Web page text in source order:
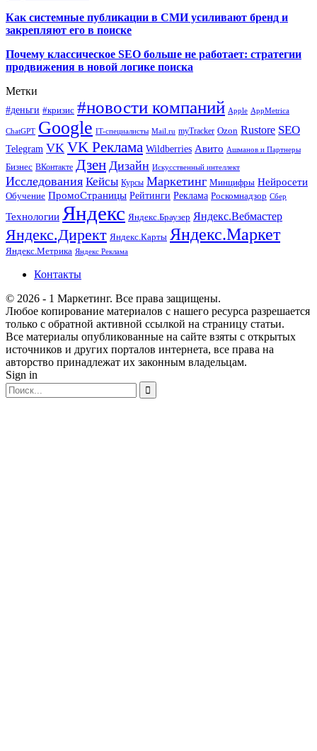
Как системные публикации в СМИ усиливают бренд и
закрепляют его в поиске
Почему классическое SEO больше не работает: стратегии
продвижения в новой логике поиска
Метки
#деньги #кризис #новости компаний Apple AppMetrica
ChatGPT Google IT-специалисты Mail.ru myTracker Ozon Rustore SEO
Telegram VK VK Реклама Wildberries Авито Ашманов и Партнеры
Бизнес ВКонтакте Дзен Дизайн Искусственный интеллект
Исследования Кейсы Курсы Маркетинг Минцифры Нейросети
Обучение ПромоСтраницы Рейтинги Реклама Роскомнадзор Сбер
Технологии Яндекс Яндекс.Браузер Яндекс.Вебмастер
Яндекс.Директ Яндекс.Карты Яндекс.Маркет
Яндекс.Метрика Яндекс Реклама
Контакты
© 2026 - 1 Маркетинг. Все права защищены.
Любое копирование материалов с нашего ресурса разрешается
только с обратной активной ссылкой на страницу статьи.
Все материалы опубликованные на сайте взяты с открытых
источников и других порталов интернета, все права на
авторство принадлежат их законным владельцам.
Sign in